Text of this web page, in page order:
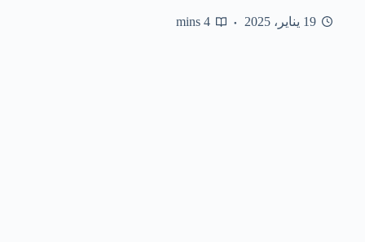
19 يناير، 2025 4 mins